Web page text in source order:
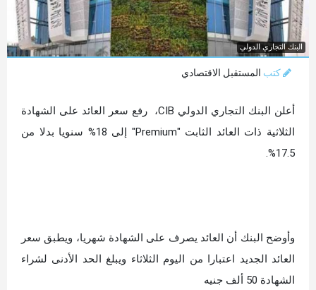
البنك التجاري الدولي
كتب المستقبل الاقتصادي
أعلن البنك التجاري الدولي CIB، رفع سعر العائد على الشهادة
الثلاثية ذات العائد الثابت "Premium" إلى 18% سنويا بدلا من
17.5%.
وأوضح البنك أن العائد يصرف على الشهادة شهريا، ويطبق سعر
العائد الجديد اعتبارا من اليوم الثلاثاء ويبلغ الحد الأدنى لشراء
الشهادة 50 ألف جنيه